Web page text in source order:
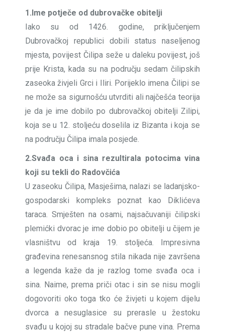
1.Ime potječe od dubrovačke obitelji
Iako su od 1426. godine, priključenjem
Dubrovačkoj republici dobili status naseljenog
mjesta, povijest Čilipa seže u daleku povijest, još
prije Krista, kada su na području sedam čilipskih
zaseoka živjeli Grci i Iliri. Porijeklo imena Čilipi se
ne može sa sigurnošću utvrditi ali najčešća teorija
je da je ime dobilo po dubrovačkoj obitelji Zilipi,
koja se u 12. stoljeću doselila iz Bizanta i koja se
na području Čilipa imala posjede.
2.Svađa oca i sina rezultirala potocima vina
koji su tekli do Radovčića
U zaseoku Čilipa, Masješima, nalazi se ladanjsko-
gospodarski kompleks poznat kao Diklićeva
taraca. Smješten na osami, najsačuvaniji čilipski
plemićki dvorac je ime dobio po obitelji u čijem je
vlasništvu od kraja 19. stoljeća. Impresivna
građevina renesansnog stila nikada nije završena
a legenda kaže da je razlog tome svađa oca i
sina. Naime, prema priči otac i sin se nisu mogli
dogovoriti oko toga tko će živjeti u kojem dijelu
dvorca a nesuglasice su prerasle u žestoku
svađu u kojoj su stradale bačve pune vina. Prema